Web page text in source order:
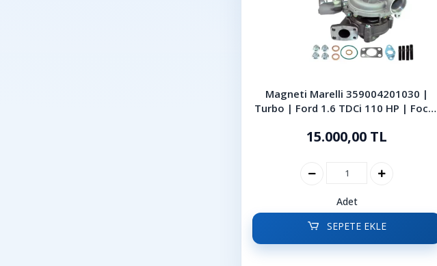
Magneti Marelli 359004201030 |
Turbo | Ford 1.6 TDCi 110 HP | Focus
15.000,00 TL
Adet
SEPETE EKLE